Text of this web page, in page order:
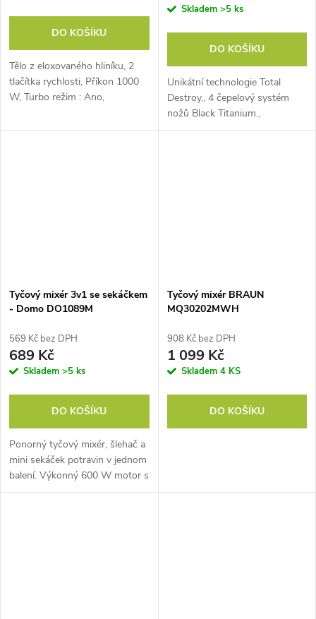
DO KOŠÍKU
Tělo z eloxovaného hliníku, 2
tlačítka rychlosti, Příkon 1000
W, Turbo režim : Ano,
cena:Skladem >5 ks
DO KOŠÍKU
Unikátní technologie Total
Destroy., 4 čepelový systém
nožů Black Titanium.,
Tyčový mixér 3v1 se sekáčkem
- Domo DO1089M
569 Kč bez DPH
689 Kč
Skladem >5 ks
DO KOŠÍKU
Ponorný tyčový mixér, šlehač a
mini sekáček potravin v jednom
balení. Výkonný 600 W motor s
tichým chodem a možností
Tyčový mixér BRAUN
MQ30202MWH
908 Kč bez DPH
1 099 Kč
Skladem 4 KS
DO KOŠÍKU